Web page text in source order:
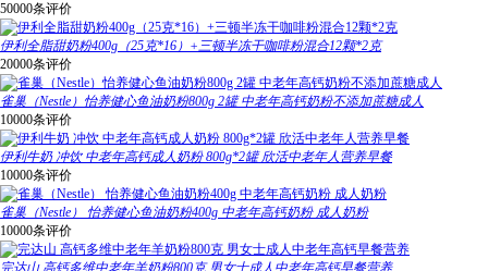
50000条评价
伊利全脂甜奶粉400g（25克*16）+三顿半冻干咖啡粉混合12颗*2克
20000条评价
雀巢（Nestle）怡养健心鱼油奶粉800g 2罐 中老年高钙奶粉不添加蔗糖成人
10000条评价
伊利牛奶 冲饮 中老年高钙成人奶粉 800g*2罐 欣活中老年人营养早餐
10000条评价
雀巢（Nestle） 怡养健心鱼油奶粉400g 中老年高钙奶粉 成人奶粉
10000条评价
完达山 高钙多维中老年羊奶粉800克 男女士成人中老年高钙早餐营养